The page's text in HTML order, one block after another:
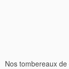
Nos tombereaux